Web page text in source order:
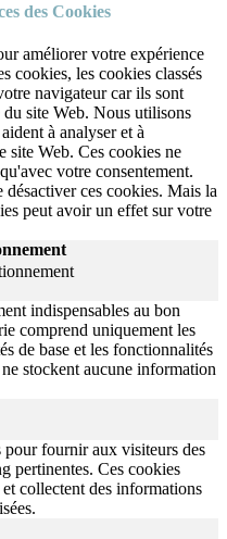
des Cookies
améliorer votre expérience
cookies, les cookies classés
navigateur car ils sont
du site Web. Nous utilisons
à analyser et à
site Web. Ces cookies ne
votre consentement.
ces cookies. Mais la
peut avoir un effet sur votre
indispensables au bon
comprend uniquement les
de base et les fonctionnalités
stockent aucune information
fournir aux visiteurs des
pertinentes. Ces cookies
collectent des informations